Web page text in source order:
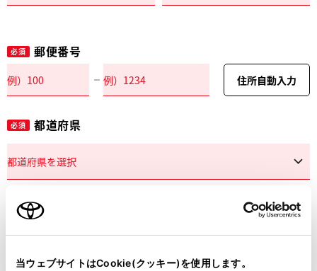
当ウェブサイトはCookie(クッキー)を使用します。
必須 郵便番号
住所自動入力
必須 都道府県
市区町村名